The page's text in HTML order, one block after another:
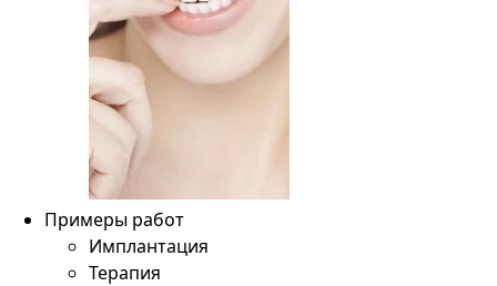
Примеры работ
Имплантация
Терапия